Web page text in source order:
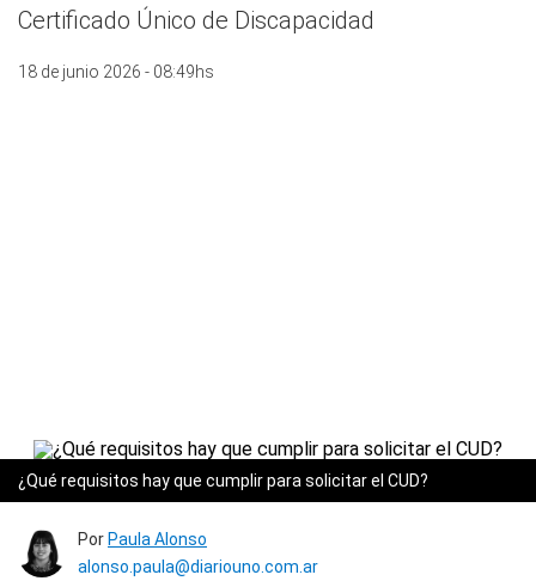
Certificado Único de Discapacidad
18 de junio 2026 - 08:49hs
¿Qué requisitos hay que cumplir para solicitar el CUD?
Por Paula Alonso
alonso.paula@diariouno.com.ar